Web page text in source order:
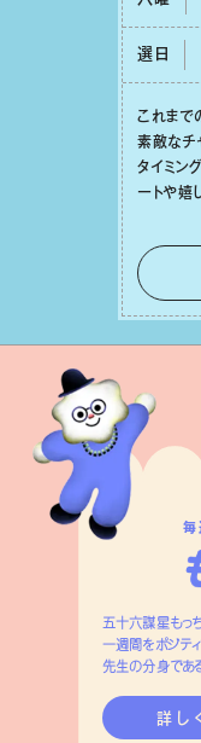
選日
これまで
素敵なチ
タイミン
ートや嬉
せになっ
踏み出し
ざり合
いきます
毎
五十六謀星もっ
一週間をポジテ
先生の分身であ
詳し